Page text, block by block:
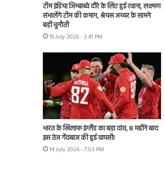
टीम इंडिया जिम्बाब्वे दौरे के लिए हुई रवाना, लक्ष्मण
संभालेंगे टीम की कमान, श्रेयस अय्यर के सामने
बड़ी चुनौती
19 July 2026 - 3:41 PM
भारत के खिलाफ इंग्लैंड का बड़ा दांव, 8 महीने बाद
इस तेज गेंदबाज की हुई वापसी!
14 July 2026 - 7:03 PM